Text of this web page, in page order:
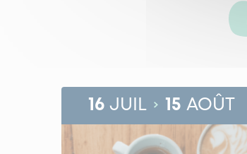
16 JUIL 15 AOÛT